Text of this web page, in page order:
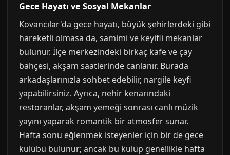
Gece Hayatı ve Sosyal Mekanlar
Kovancılar'da gece hayatı, büyük şehirlerdeki gibi
hareketli olmasa da, samimi ve keyifli mekanlar
bulunur. İlçe merkezindeki birkaç kafe ve çay
bahçesi, akşam saatlerinde canlanır. Burada
arkadaşlarınızla sohbet edebilir, nargile keyfi
yapabilirsiniz. Ayrıca, nehir kenarındaki
restoranlar, akşam yemeği sonrası canlı müzik
yayını yaparak romantik bir atmosfer sunar.
Hafta sonu eğlenmek isteyenler için bir de gece
kulübü bulunur; ancak bu kulüp genellikle hafta